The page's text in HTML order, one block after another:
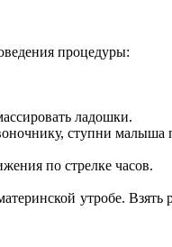
процедуры:
ладошки.
ступни
по стрелке часов.
утробе. Взять